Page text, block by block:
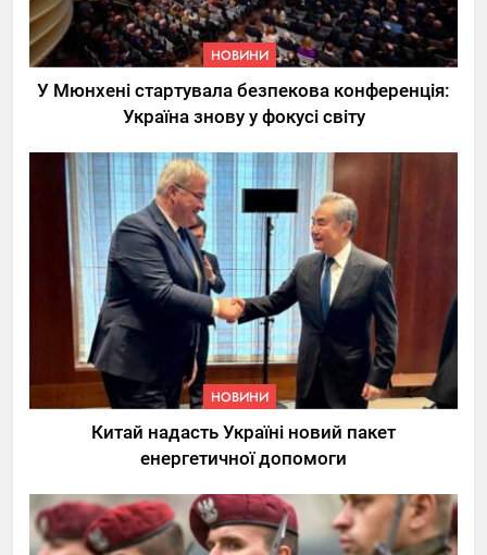
НОВИНИ
У Мюнхені стартувала безпекова конференція:
Україна знову у фокусі світу
НОВИНИ
Китай надасть Україні новий пакет
енергетичної допомоги
5
Трамп вимагає від
Зеленського активних кроків
у мирному процесі
НОВИНИ
6
КМДА заявила про параліч
“Київтеплоенерго” через
обшуки СБУ
НОВИНИ
7